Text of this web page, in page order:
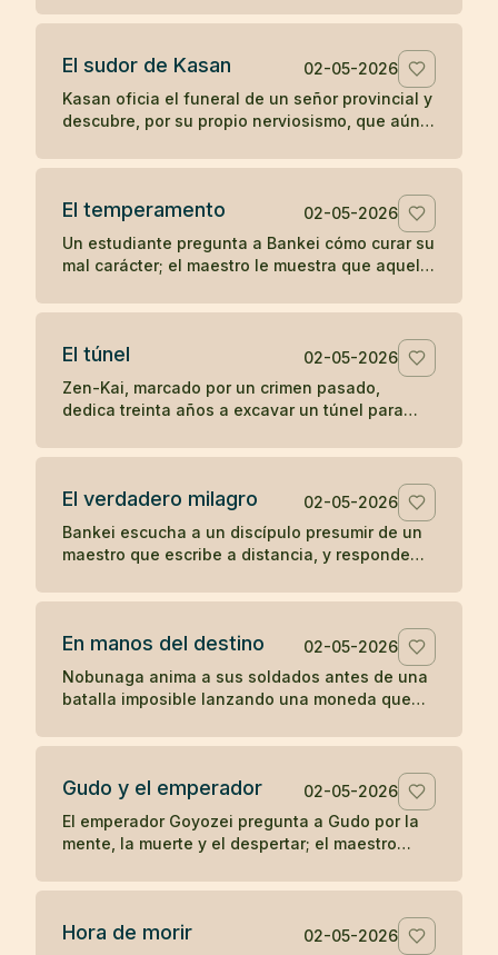
la práctica.
El sudor de Kasan
02-05-2026
Kasan oficia el funeral de un señor provincial y
descubre, por su propio nerviosismo, que aún
la soledad del templo.
El temperamento
02-05-2026
Un estudiante pregunta a Bankei cómo curar su
mal carácter; el maestro le muestra que aquello
verdadera naturaleza.
El túnel
02-05-2026
Zen-Kai, marcado por un crimen pasado,
dedica treinta años a excavar un túnel para
termina viendo en él a un maestro.
El verdadero milagro
02-05-2026
Bankei escucha a un discípulo presumir de un
maestro que escribe a distancia, y responde
y dormir cuando tiene sueño.
En manos del destino
02-05-2026
Nobunaga anima a sus soldados antes de una
batalla imposible lanzando una moneda que
Gudo y el emperador
02-05-2026
El emperador Goyozei pregunta a Gudo por la
mente, la muerte y el despertar; el maestro
el emperador todavía no comprende.
Hora de morir
02-05-2026